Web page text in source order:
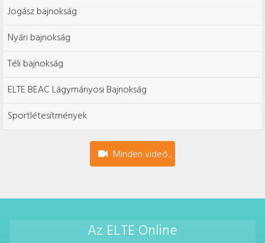
Jogász bajnokság
Nyári bajnokság
Téli bajnokság
ELTE BEAC Lágymányosi Bajnokság
Sportlétesítmények
Minden videó...
Az ELTE Online